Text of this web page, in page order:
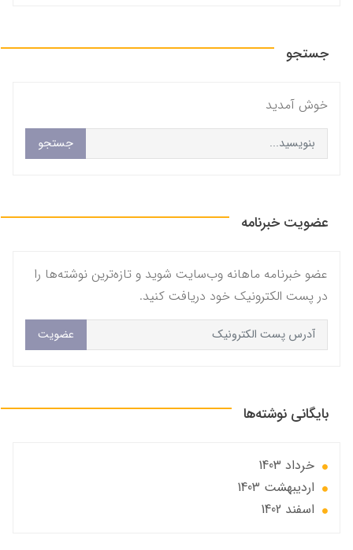
جستجو
خوش آمديد
جستجو
عضویت خبرنامه
عضو خبرنامه ماهانه وب‌سایت شوید و تازه‌ترین نوشته‌ها را
در پست الکترونیک خود دریافت کنید.
عضویت
بایگانی نوشته‌ها
خرداد 1403
ارديبهشت 1403
اسفند 1402